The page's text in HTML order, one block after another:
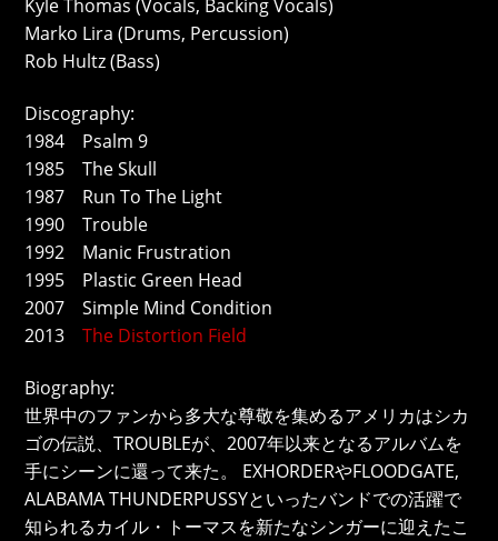
Kyle Thomas (Vocals, Backing Vocals)
Marko Lira (Drums, Percussion)
Rob Hultz (Bass)
Discography:
1984 Psalm 9
1985 The Skull
1987 Run To The Light
1990 Trouble
1992 Manic Frustration
1995 Plastic Green Head
2007 Simple Mind Condition
2013The Distortion Field
Biography:
世界中のファンから多大な尊敬を集めるアメリカはシカ
ゴの伝説、TROUBLEが、2007年以来となるアルバムを
手にシーンに還って来た。 EXHORDERやFLOODGATE,
ALABAMA THUNDERPUSSYといったバンドでの活躍で
知られるカイル・トーマスを新たなシンガーに迎えたこ